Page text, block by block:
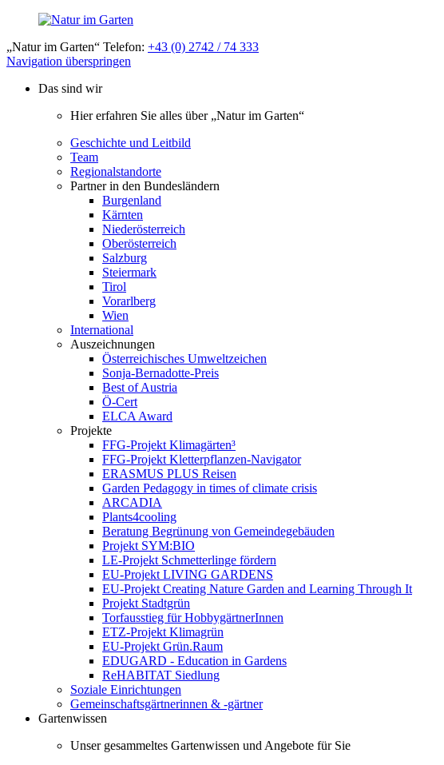
„Natur im Garten“ Telefon: +43 (0) 2742 / 74 333
Navigation überspringen
Das sind wir
Hier erfahren Sie alles über „Natur im Garten“
Geschichte und Leitbild
Team
Regionalstandorte
Partner in den Bundesländern
Burgenland
Kärnten
Niederösterreich
Oberösterreich
Salzburg
Steiermark
Tirol
Vorarlberg
Wien
International
Auszeichnungen
Österreichisches Umweltzeichen
Sonja-Bernadotte-Preis
Best of Austria
Ö-Cert
ELCA Award
Projekte
FFG-Projekt Klimagärten³
FFG-Projekt Kletterpflanzen-Navigator
ERASMUS PLUS Reisen
Garden Pedagogy in times of climate crisis
ARCADIA
Plants4cooling
Beratung Begrünung von Gemeindegebäuden
Projekt SYM:BIO
LE-Projekt Schmetterlinge fördern
EU-Projekt LIVING GARDENS
EU-Projekt Creating Nature Garden and Learning Through It
Projekt Stadtgrün
Torfausstieg für HobbygärtnerInnen
ETZ-Projekt Klimagrün
EU-Projekt Grün.Raum
EDUGARD - Education in Gardens
ReHABITAT Siedlung
Soziale Einrichtungen
Gemeinschaftsgärtnerinnen & -gärtner
Gartenwissen
Unser gesammeltes Gartenwissen und Angebote für Sie